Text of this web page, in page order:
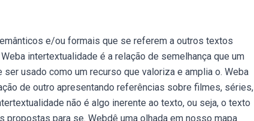
e/ou formais que se referem a outros textos
intertextualidade é a relação de semelhança que um
usado como um recurso que valoriza e amplia o. Weba
de outro apresentando referências sobre filmes, séries,
não é algo inerente ao texto, ou seja, o texto
propostas para se. Webdê uma olhada em nosso mapa